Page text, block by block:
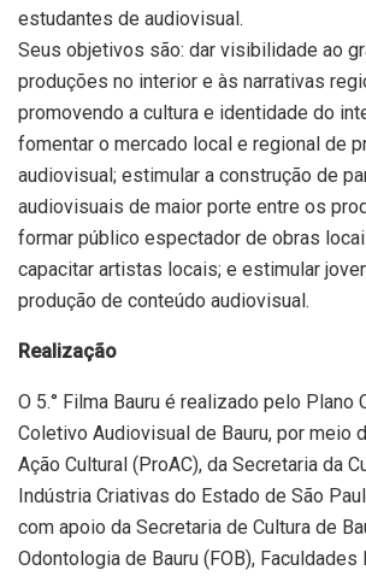
estudantes de audiovisual.
Seus objetivos são: dar visibilidade ao
produções no interior e às narrativas
promovendo a cultura e identidade do
fomentar o mercado local e regional de
audiovisual; estimular a construção de
audiovisuais de maior porte entre os
formar público espectador de obras
capacitar artistas locais; e estimular
produção de conteúdo audiovisual.
Realização
O 5.° Filma Bauru é realizado pelo Plano
Coletivo Audiovisual de Bauru, por meio
Ação Cultural (ProAC), da Secretaria da
Indústria Criativas do Estado de São
com apoio da Secretaria de Cultura de
Odontologia de Bauru (FOB), Faculdades